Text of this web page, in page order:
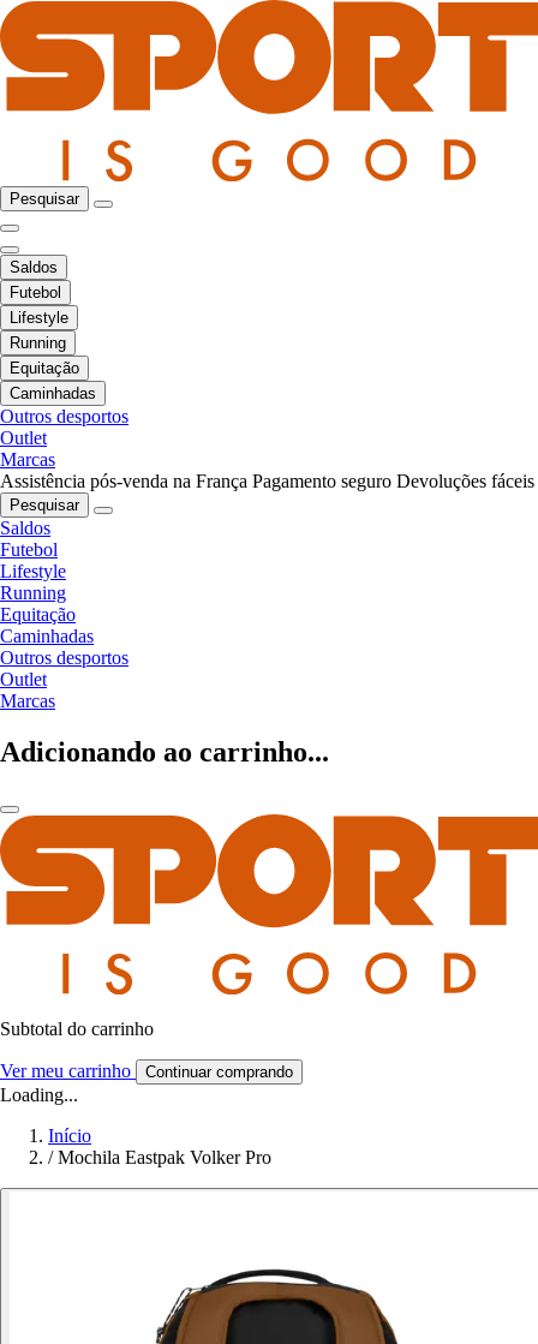
Pesquisar
Saldos
Futebol
Lifestyle
Running
Equitação
Caminhadas
Outros desportos
Outlet
Marcas
Assistência pós-venda na França Pagamento seguro Devoluções fáceis
Pesquisar
Saldos
Futebol
Lifestyle
Running
Equitação
Caminhadas
Outros desportos
Outlet
Marcas
Adicionando ao carrinho...
Subtotal do carrinho
Ver meu carrinho Continuar comprando
Loading...
Início
/ Mochila Eastpak Volker Pro